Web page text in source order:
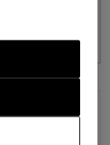
使